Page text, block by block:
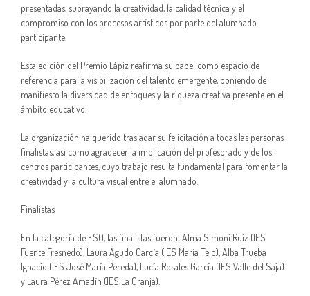
presentadas, subrayando la creatividad, la calidad técnica y el
compromiso con los procesos artísticos por parte del alumnado
participante.
Esta edición del Premio Lápiz reafirma su papel como espacio de
referencia para la visibilización del talento emergente, poniendo de
manifiesto la diversidad de enfoques y la riqueza creativa presente en el
ámbito educativo.
La organización ha querido trasladar su felicitación a todas las personas
finalistas, así como agradecer la implicación del profesorado y de los
centros participantes, cuyo trabajo resulta fundamental para fomentar la
creatividad y la cultura visual entre el alumnado.
Finalistas
En la categoría de ESO, las finalistas fueron: Alma Simoni Ruiz (IES
Fuente Fresnedo), Laura Agudo García (IES María Telo), Alba Trueba
Ignacio (IES José María Pereda), Lucía Rosales García (IES Valle del Saja)
y Laura Pérez Amadín (IES La Granja).